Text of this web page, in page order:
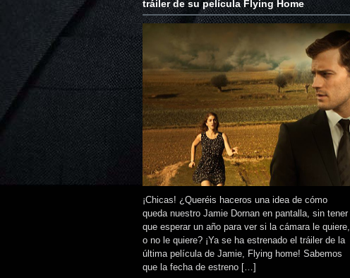
tráiler de su película Flying Home
¡Chicas! ¿Queréis haceros una idea de cómo
queda nuestro Jamie Dornan en pantalla, sin tener
que esperar un año para ver si la cámara le quiere,
o no le quiere? ¡Ya se ha estrenado el tráiler de la
última película de Jamie, Flying home! Sabemos
que la fecha de estreno […]